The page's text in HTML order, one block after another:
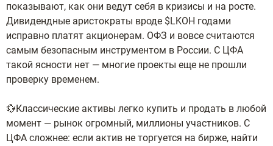
показывают, как они ведут себя в кризисы и на росте.
Дивидендные аристократы вроде $LKOH годами
исправно платят акционерам. ОФЗ и вовсе считаются
самым безопасным инструментом в России. С ЦФА
такой ясности нет — многие проекты еще не прошли
проверку временем.
💱Классические активы легко купить и продать в любой
момент — рынок огромный, миллионы участников. С
ЦФА сложнее: если актив не торгуется на бирже, найти